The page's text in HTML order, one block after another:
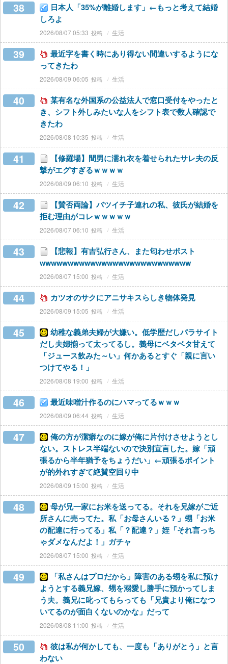
38
日本人「35%が離婚します」←もっと考えて結婚
しろよ
2026/08/07 05:33 生活
39
最近字を書く時にあり得ない間違いするようにな
ってきたわ
2026/08/09 06:05 生活
40
某有名な外国系の公益法人で窓口受付をやったと
き、シフト外しみたいな人をシフト表で数人確認で
きたわ
2026/08/08 10:35 生活
41
【修羅場】間男に濡れ衣を着せられたサレ夫の反
撃がエグすぎるｗｗｗｗ
2026/08/09 06:10 生活
42
【賛否両論】バツイチ子連れの私、彼氏が結婚を
拒む理由がコレｗｗｗｗｗ
2026/08/07 06:10 生活
43
【悲報】有吉弘行さん、また匂わせポスト
wwwwwwwwwwwwwwwwwwwwwwwwwww
2026/08/07 15:00 生活
44 カツオのサクにアニサキスらしき物体発見
2026/08/09 15:05 生活
45
幼稚な義弟夫婦が大嫌い。低学歴だしパラサイト
だし夫婦揃って太ってるし。義母にベタベタ甘えて
「ジュース飲みた～い」何かあるとすぐ「親に言い
つけてやる！」
2026/08/08 19:00 生活
46 最近味噌汁作るのにハマってるｗｗｗ
2026/08/09 06:44 生活
47
俺の方が潔癖なのに嫁が俺に片付けさせようとし
ない。ストレス半端ないので決別宣言した。嫁「頑
張るから半年猶予をちょうだい」←頑張るポイント
が的外れすぎて絶賛空回り中
2026/08/09 15:00 生活
48
母が兄一家にお米を送ってる。それを兄嫁がご近
所さんに売ってた。私「お母さんいる？」甥「お米
の配達に行ってる」私「？配達？」姪「それ言っち
ゃダメなんだよ！」ガチャ
2026/08/07 15:00 生活
49
「私さんはプロだから」障害のある甥を私に預け
ようとする義兄嫁、甥を溺愛し勝手に預かってしま
う夫。義兄に叱ってもらっても「兄貴より俺になつ
いてるのが面白くないのかな」だって
2026/08/08 11:00 生活
50
彼は私が何かしても、一度も「ありがとう」と言
わない